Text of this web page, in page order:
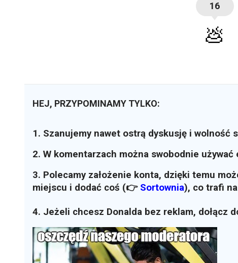
16
💩
HEJ, PRZYPOMINAMY TYLKO:
1. Szanujemy nawet ostrą dyskusję i wolność
2. W komentarzach można swobodnie
3. Polecamy założenie konta, dzięki temu
miejscu i dodać coś (👉 Sortownia), co trafi
4. Jeżeli chcesz Donalda bez reklam, dołącz